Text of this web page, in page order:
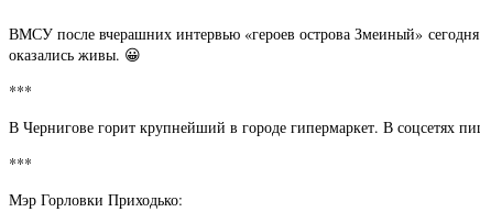
ВМСУ после вчерашних интервью «героев острова Змеиный» сегодня
оказались живы. 😀
***
В Чернигове горит крупнейший в городе гипермаркет. В соцсетях
***
Мэр Горловки Приходько: